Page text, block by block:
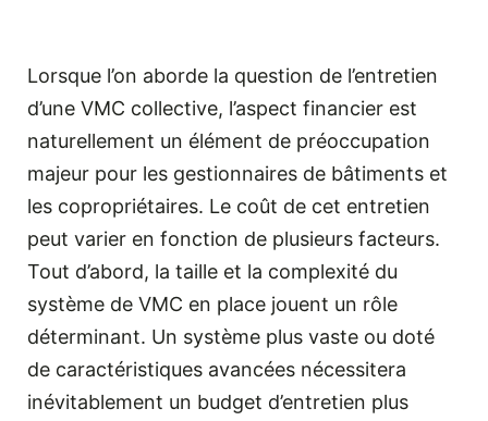
Lorsque l’on aborde la question de l’entretien
d’une VMC collective, l’aspect financier est
naturellement un élément de préoccupation
majeur pour les gestionnaires de bâtiments et
les copropriétaires. Le coût de cet entretien
peut varier en fonction de plusieurs facteurs.
Tout d’abord, la taille et la complexité du
système de VMC en place jouent un rôle
déterminant. Un système plus vaste ou doté
de caractéristiques avancées nécessitera
inévitablement un budget d’entretien plus